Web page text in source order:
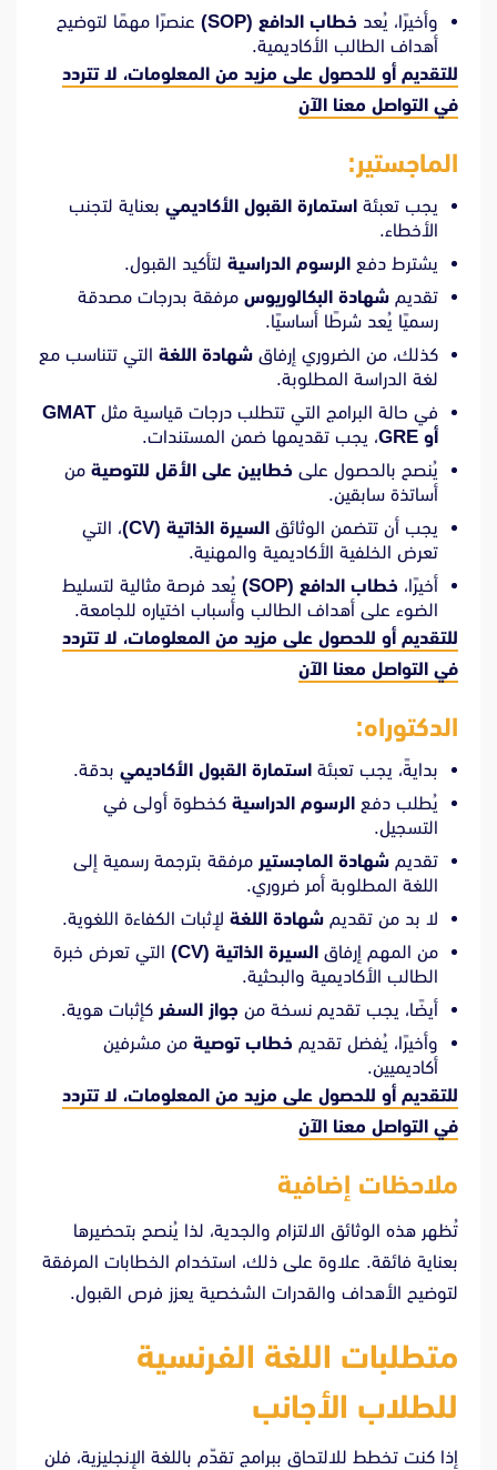
وأخيرًا، يُعد خطاب الدافع (SOP)
عنصرًا مهمًا لتوضيح
أهداف الطالب الأكاديمية.
للتقديم أو للحصول على مزيد من المعلومات، لا تتردد
في التواصل معنا الآن
الماجستير:
يجب تعبئة استمارة القبول الأكاديمي بعناية لتجنب
الأخطاء.
يشترط دفع الرسوم الدراسية لتأكيد القبول.
تقديم شهادة البكالوريوس مرفقة بدرجات مصدقة
رسميًا يُعد شرطًا أساسيًا.
كذلك، من الضروري إرفاق شهادة اللغة التي تتناسب مع
لغة الدراسة المطلوبة.
في حالة البرامج التي تتطلب درجات قياسية مثلGMAT
أو GRE
، يجب تقديمها ضمن المستندات.
يُنصح بالحصول على خطابين على الأقل للتوصية من
أساتذة سابقين.
يجب أن تتضمن الوثائق السيرة الذاتية (CV)
، التي
تعرض الخلفية الأكاديمية والمهنية.
أخيرًا، خطاب الدافع (SOP)
يُعد فرصة مثالية لتسليط
الضوء على أهداف الطالب وأسباب اختياره للجامعة.
للتقديم أو للحصول على مزيد من المعلومات، لا تتردد
في التواصل معنا الآن
الدكتوراه:
بدايةً، يجب تعبئة استمارة القبول الأكاديمي بدقة.
يُطلب دفع الرسوم الدراسية كخطوة أولى في
التسجيل.
تقديم شهادة الماجستير مرفقة بترجمة رسمية إلى
اللغة المطلوبة أمر ضروري.
لا بد من تقديم شهادة اللغة لإثبات الكفاءة اللغوية.
من المهم إرفاق السيرة الذاتية (CV)
التي تعرض خبرة
الطالب الأكاديمية والبحثية.
أيضًا، يجب تقديم نسخة من جواز السفر كإثبات هوية.
وأخيرًا، يُفضل تقديم خطاب توصية من مشرفين
أكاديميين.
للتقديم أو للحصول على مزيد من المعلومات، لا تتردد
في التواصل معنا الآن
ملاحظات إضافية
تُظهر هذه الوثائق الالتزام والجدية، لذا يُنصح بتحضيرها
بعناية فائقة. علاوة على ذلك، استخدام الخطابات المرفقة
لتوضيح الأهداف والقدرات الشخصية يعزز فرص القبول.
متطلبات اللغة الفرنسية
للطلاب الأجانب
إذا كنت تخطط للالتحاق ببرامج تقدّم باللغة الإنجليزية، فلن